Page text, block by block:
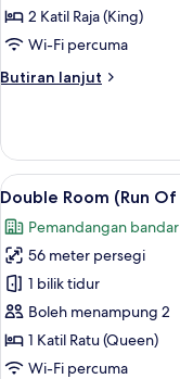
2 Katil Raja (King)
Wi-Fi percuma
Butiran lanjut
Butiran
Suite
Lihat
semua
foto
untuk
Double
Room
(Run
Of
13
Double Room (Run Of
Pemandangan bandar
56 meter persegi
1 bilik tidur
Boleh menampung 2
1 Katil Ratu (Queen)
Wi-Fi percuma